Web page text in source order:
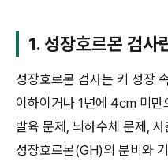
1. 성장호르몬 검사
성장호르몬 검사는 키 성장
이하이거나 1년에 4cm 미만
발육 문제, 뇌하수체 문제,
성장호르몬(GH)의 분비와